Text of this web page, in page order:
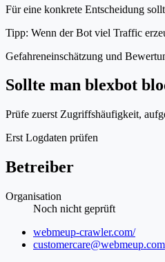
Für eine konkrete Entscheidung
Tipp: Wenn der Bot viel Traffic
Gefahreneinschätzung und
Sollte man blexbot
Prüfe zuerst Zugriffshäufigkeit,
Erst Logdaten prüfen
Betreiber
Organisation
Noch nicht geprüft
Website
webmeup-crawler.com/
E-
customercare@webmeup.com